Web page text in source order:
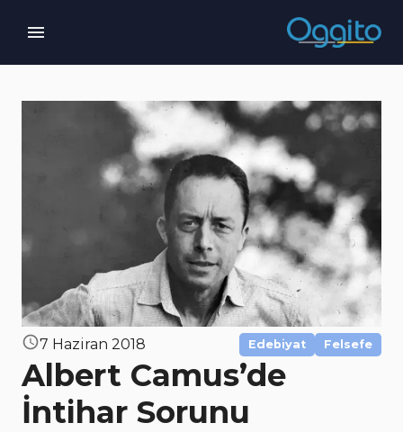
7 Haziran 2018 Edebiyat Felsefe
Albert Camus’de
İntihar Sorunu